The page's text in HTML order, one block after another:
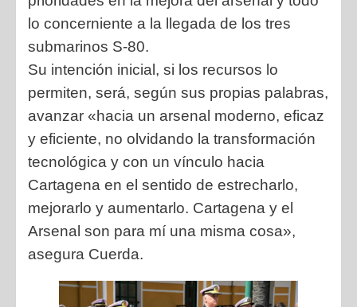
lo concerniente a la llegada de los tres
submarinos S-80.
Su intención inicial, si los recursos lo
permiten, será, según sus propias palabras,
avanzar «hacia un arsenal moderno, eficaz
y eficiente, no olvidando la transformación
tecnológica y con un vínculo hacia
Cartagena en el sentido de estrecharlo,
mejorarlo y aumentarlo. Cartagena y el
Arsenal son para mí una misma cosa»,
asegura Cuerda.